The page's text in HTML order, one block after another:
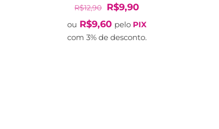
R$12,90 O
preço
original
R$9,90O
preço
atual
ou R$9,60 pelo PIX
com 3% de desconto.